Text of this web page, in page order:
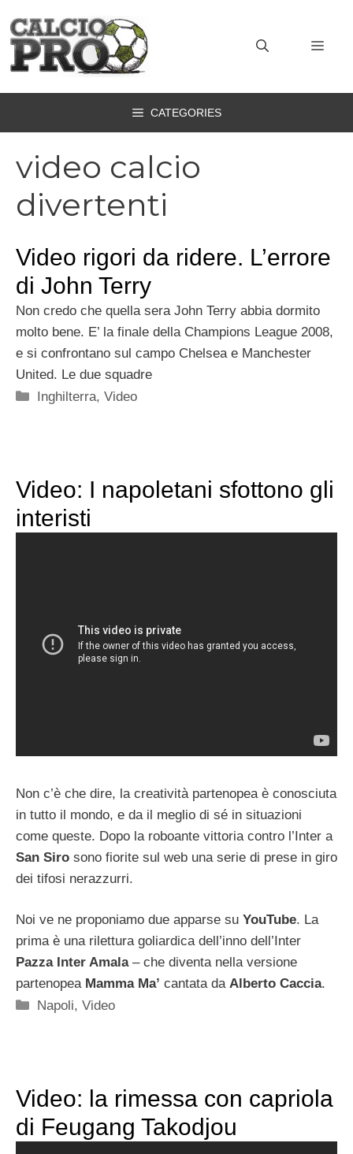
contenuto
CATEGORIES
video calcio
divertenti
Video rigori da ridere. L’errore
di John Terry
Non credo che quella sera John Terry abbia dormito
molto bene. E’ la finale della Champions League 2008,
e si confrontano sul campo Chelsea e Manchester
United. Le due squadre
Categorie
Inghilterra,Video
Video: I napoletani sfottono gli
interisti
Non c’è che dire, la creatività partenopea è conosciuta
in tutto il mondo, e da il meglio di sé in situazioni
come queste. Dopo la roboante vittoria contro l’Inter a
San Siro sono fiorite sul web una serie di prese in giro
dei tifosi nerazzurri.
Noi ve ne proponiamo due apparse su YouTube. La
prima è una rilettura goliardica dell’inno dell’Inter
Pazza Inter Amala– che diventa nella versione
partenopea Mamma Ma’ cantata da Alberto Caccia.
Categorie
Napoli,Video
Video: la rimessa con capriola
di Feugang Takodjou